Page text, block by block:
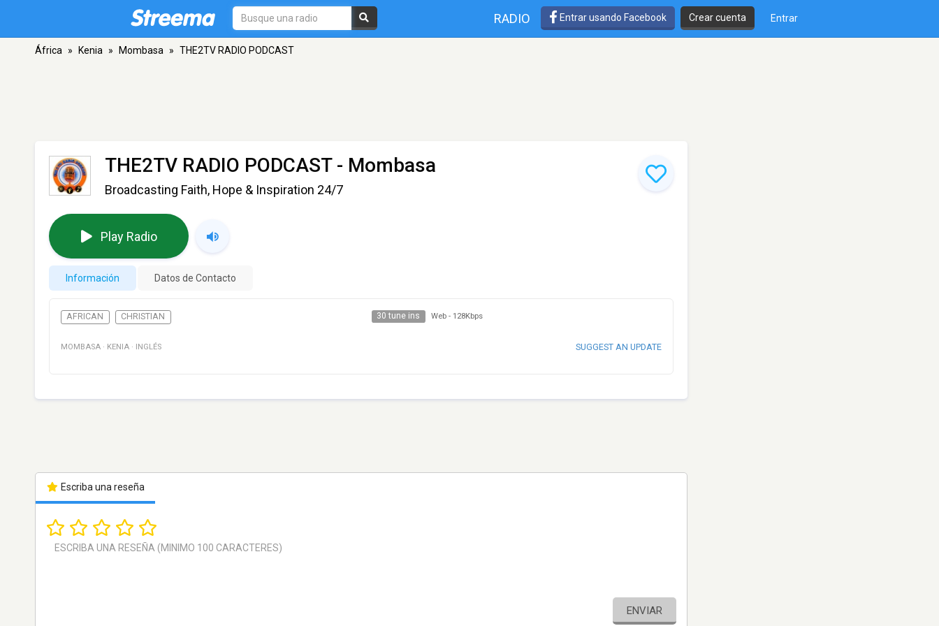
RADIO Entrar usando Facebook Crear cuenta Entrar
África » Kenia » Mombasa » THE2TV RADIO PODCAST
THE2TV RADIO PODCAST- Mombasa
Broadcasting Faith, Hope & Inspiration 24/7
Play Radio
Información Datos de Contacto
AFRICAN CHRISTIAN 30 tune ins Web - 128Kbps
MOMBASA · KENIA · INGLÉS SUGGEST AN UPDATE
Escriba una reseña
ENVIAR